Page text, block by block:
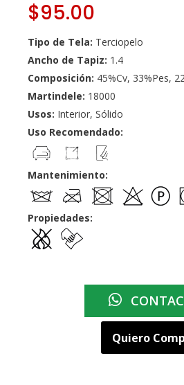
$95.00
Tipo de Tela: Terciopelo
Ancho de Tapiz: 1.4
Composición: 45%Cv, 33%Pes,
Martindele: 18000
Usos: Interior, Sólido
Uso Recomendado:
Mantenimiento:
Propiedades:
Quiero